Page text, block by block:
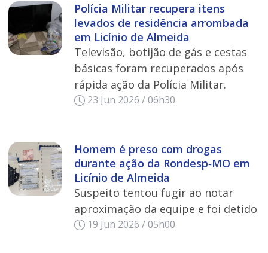
Polícia Militar recupera itens
levados de residência arrombada
em Licínio de Almeida
Televisão, botijão de gás e cestas
básicas foram recuperados após
rápida ação da Polícia Militar.
23 Jun 2026 / 06h30
Homem é preso com drogas
durante ação da Rondesp‑MO em
Licínio de Almeida
Suspeito tentou fugir ao notar
aproximação da equipe e foi detido
19 Jun 2026 / 05h00